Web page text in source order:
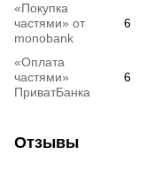
«Покупка
частями» от
monobank
6
«Оплата
частями»
ПриватБанка
6
Отзывы